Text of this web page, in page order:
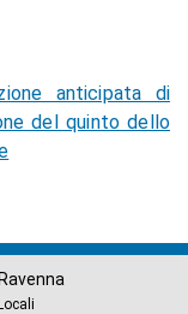
anticipata di
del quinto dello